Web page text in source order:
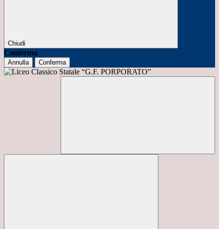
Chiudi
Conferma
Annulla Conferma